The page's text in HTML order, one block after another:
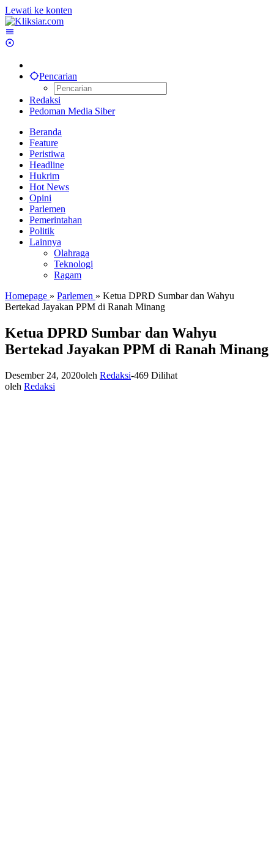
Lewati ke konten
Pencarian
Redaksi
Pedoman Media Siber
Beranda
Feature
Peristiwa
Headline
Hukrim
Hot News
Opini
Parlemen
Pemerintahan
Politik
Lainnya
Olahraga
Teknologi
Ragam
Homepage » Parlemen » Ketua DPRD Sumbar dan Wahyu
Bertekad Jayakan PPM di Ranah Minang
Ketua DPRD Sumbar dan Wahyu
Bertekad Jayakan PPM di Ranah Minang
Desember 24, 2020oleh Redaksi-469 Dilihat
oleh Redaksi